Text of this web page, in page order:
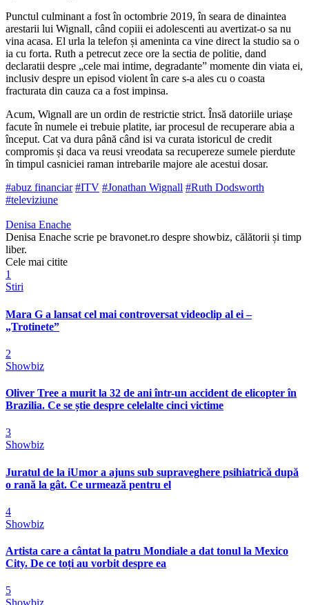
Punctul culminant a fost în octombrie 2019, în seara de dinaintea
arestarii lui Wignall, când copiii ei adolescenti au avertizat-o sa nu
vina acasa. El urla la telefon și ameninta ca vine direct la studio sa o
ia cu forta. Ruth a petrecut zece ore la sectia de politie, dand
declaratii despre „cele mai intime, degradante” momente din viata ei,
inclusiv despre un episod violent în care s-a ales cu o coasta
fracturata din cauza ca a fost impinsa.
Acum, Wignall are un ordin de restrictie strict. Însă datoriile uriașe
facute în numele ei trebuie platite, iar procesul de recuperare abia a
început. Cat va dura până când isi va curata istoricul de credit
compromis și daca va reusi vreodata sa recupereze sumele pierdute
în timpul casniciei raman intrebarile majore ale acestui dosar.
#abuz financiar #ITV #Jonathan Wignall #Ruth Dodsworth
#televiziune
Denisa Enache
Denisa Enache scrie pe bravonet.ro despre showbiz, călătorii și timp
liber.
Cele mai citite
1
Stiri
Mara G a lansat cel mai controversat videoclip al ei –
„Trotinete”
2
Showbiz
Oliver Tree a murit la 32 de ani într-un accident de elicopter în
Brazilia. Ce se știe despre celelalte cinci victime
3
Showbiz
Juratul de la iUmor a ajuns sub supraveghere psihiatrică după
o rană la gât. Ce urmează pentru el
4
Showbiz
Artista care a cântat la patru Mondiale a dat tonul la Mexico
City. De ce toți au vorbit despre ea
5